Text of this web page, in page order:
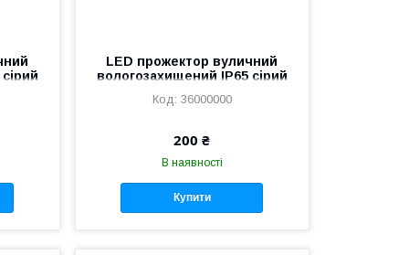
LED прожектор вуличний
вологозахищений IP65 сірий
36000000
200 ₴
В наявності
Купити